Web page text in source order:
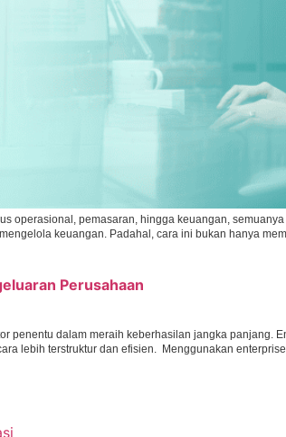
operasional, pemasaran, hingga keuangan,
keuangan. Padahal, cara ini bukan hanya
Perusahaan
penentu dalam meraih keberhasilan jangka panjang.
lebih terstruktur dan efisien. Menggunakan